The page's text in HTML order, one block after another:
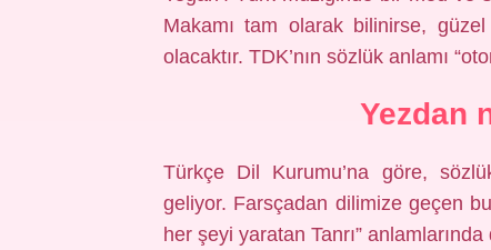
Makamı tam olarak bilinirse,
olacaktır. TDK’nın sözlük anlamı
Yezdan
Türkçe Dil Kurumu’na göre,
geliyor. Farsçadan dilimize geçen
her şeyi yaratan Tanrı” anlamlarında